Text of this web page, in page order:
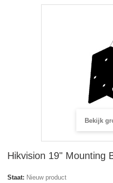
Bekijk
Hikvision 19" Mounting
Staat: Nieuw product